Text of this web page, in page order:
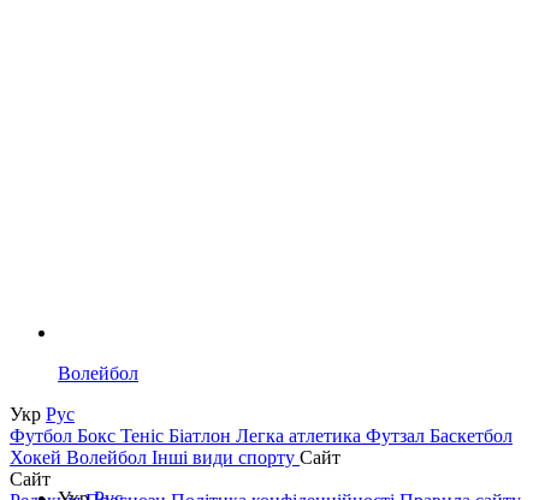
Волейбол
Укр Рус
Футбол Бокс Теніс Біатлон Легка атлетика Футзал Баскетбол
Хокей Волейбол Інші види спорту Сайт
Сайт